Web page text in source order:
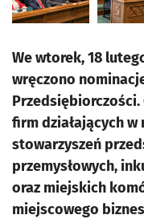
We wtorek, 18
wręczono
firm działających
stowarzyszeń
przemysłowych,
oraz miejskich
miejscowego